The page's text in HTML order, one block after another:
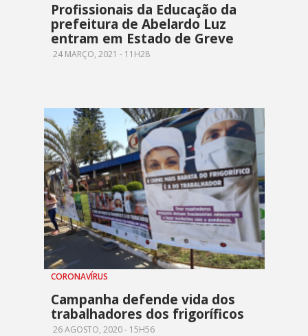
Profissionais da Educação da
prefeitura de Abelardo Luz
entram em Estado de Greve
24 MARÇO, 2021 - 11H28
CORONAVÍRUS
Campanha defende vida dos
trabalhadores dos frigoríficos
26 AGOSTO, 2020 - 15H56